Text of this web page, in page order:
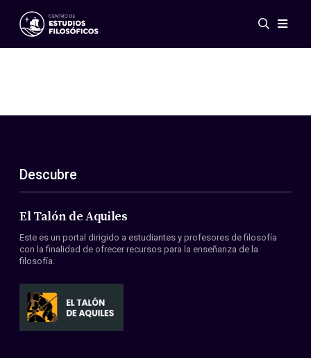
Eventos
ES
EN
Acerca de nosotros
Miembros
Convenios
Descubre
El Talón de Aquiles
Este es un portal dirigido a estudiantes y profesores de filosofía
con la finalidad de ofrecer recursos para la enseñanza de la
filosofía.